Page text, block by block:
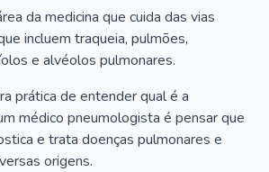
da medicina que cuida das vias
incluem traqueia, pulmões,
e alvéolos pulmonares.
prática de entender qual é a
médico pneumologista é pensar que
e trata doenças pulmonares e
origens.